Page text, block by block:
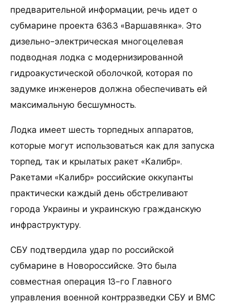
предварительной информации, речь идет о
субмарине проекта 636.3 «Варшавянка». Это
дизельно-электрическая многоцелевая
подводная лодка с модернизированной
гидроакустической оболочкой, которая по
задумке инженеров должна обеспечивать ей
максимальную бесшумность.
Лодка имеет шесть торпедных аппаратов,
которые могут использоваться как для запуска
торпед, так и крылатых ракет «Калибр».
Ракетами «Калибр» российские оккупанты
практически каждый день обстреливают
города Украины и украинскую гражданскую
инфраструктуру.
СБУ подтвердила удар по российской
субмарине в Новороссийске. Это была
совместная операция 13-го Главного
управления военной контрразведки СБУ и ВМС